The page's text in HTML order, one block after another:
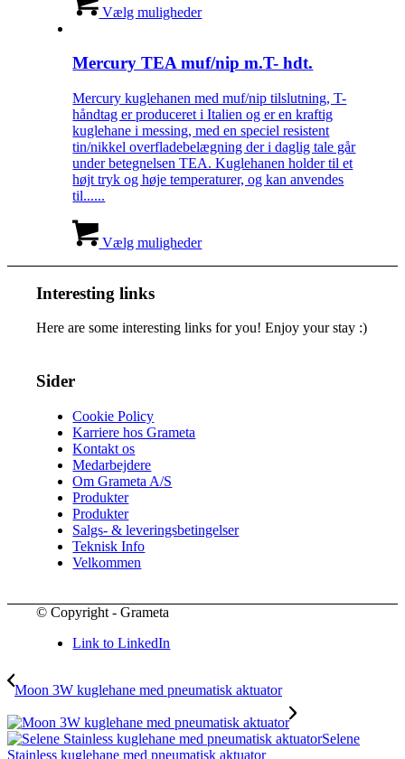
Vælg muligheder
Mercury TEA muf/nip m.T- hdt.
Mercury kuglehanen med muf/nip tilslutning, T-
håndtag er produceret i Italien og er en kraftig
kuglehane i messing, med en speciel resistent
tin/nikkel overfladebelægning der i daglig tale går
under betegnelsen TEA. Kuglehanen holder til et
højt tryk og høje temperaturer, og kan anvendes
til......
Vælg muligheder
Interesting links
Here are some interesting links for you! Enjoy your stay :)
Sider
Cookie Policy
Karriere hos Grameta
Kontakt os
Medarbejdere
Om Grameta A/S
Produkter
Produkter
Salgs- & leveringsbetingelser
Teknisk Info
Velkommen
© Copyright - Grameta
Link to LinkedIn
Moon 3W kuglehane med pneumatisk aktuator
Selene
Stainless kuglehane med pneumatisk aktuator